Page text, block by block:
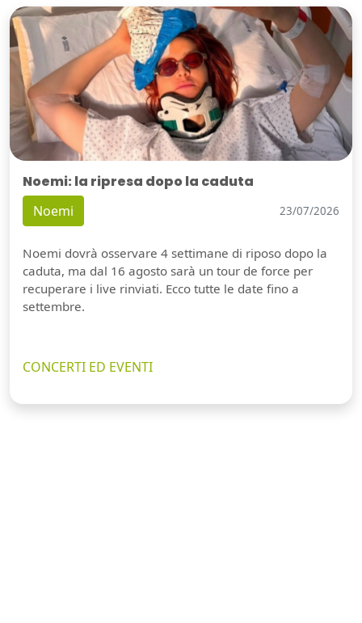
Noemi: la ripresa dopo la caduta
Noemi 23/07/2026
Noemi dovrà osservare 4 settimane di riposo dopo la
caduta, ma dal 16 agosto sarà un tour de force per
recuperare i live rinviati. Ecco tutte le date fino a
settembre.
CONCERTI ED EVENTI